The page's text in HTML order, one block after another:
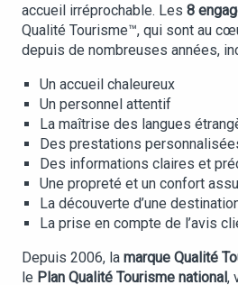
accueil irréprochable. Les 8
Qualité Tourisme™, qui sont au
depuis de nombreuses années,
Un accueil chaleureux
Un personnel attentif
La maîtrise des langues
Des prestations
Des informations claires et
Une propreté et un confort
La découverte d’une
La prise en compte de l’avis
Depuis 2006, la marque Qualité
le Plan Qualité Tourisme national,